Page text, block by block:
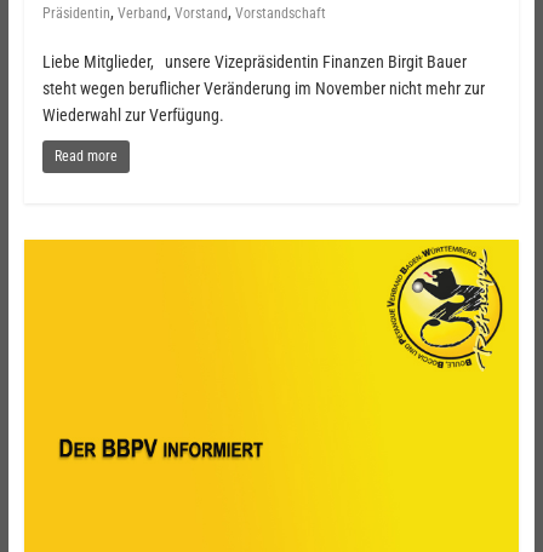
Präsidentin, Verband, Vorstand, Vorstandschaft
Liebe Mitglieder, unsere Vizepräsidentin Finanzen Birgit Bauer
steht wegen beruflicher Veränderung im November nicht mehr zur
Wiederwahl zur Verfügung.
Read more